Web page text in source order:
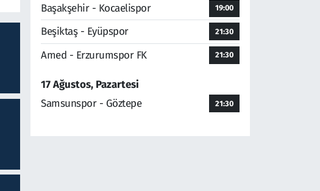
Başakşehir - Kocaelispor
19:00
Beşiktaş - Eyüpspor 21:30
Amed - Erzurumspor FK 21:30
17 Ağustos, Pazartesi
Samsunspor - Göztepe
21:30